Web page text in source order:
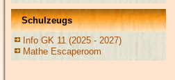
Schulzeugs
Info GK 11 (2025 - 2027)
Mathe Escaperoom